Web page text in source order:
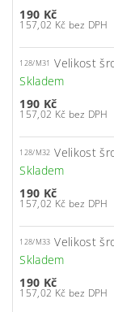
190 Kč
157,02 Kč bez DPH
128/M31
Velikost
Skladem
190 Kč
157,02 Kč bez DPH
128/M32 Velikost
Skladem
190 Kč
157,02 Kč bez DPH
128/M33 Velikost
Skladem
190 Kč
157,02 Kč bez DPH